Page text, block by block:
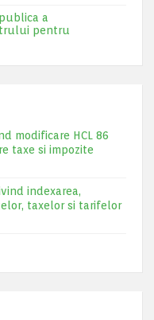
a
pentru
modificare HCL 86
taxe si impozite
indexarea,
taxelor si tarifelor